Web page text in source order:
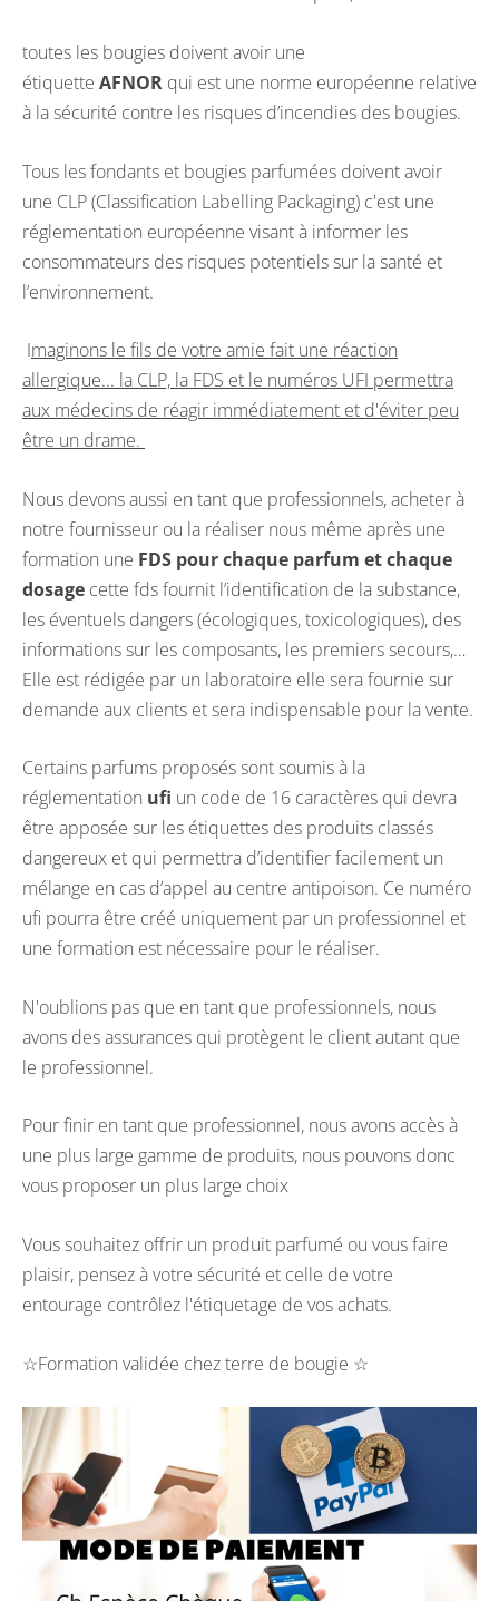
toutes les bougies doivent avoir une
étiquette AFNOR qui est une norme européenne relative
à la sécurité contre les risques d’incendies des bougies.
Tous les fondants et bougies parfumées doivent avoir
une CLP (Classification Labelling Packaging) c'est une
réglementation européenne visant à informer les
consommateurs des risques potentiels sur la santé et
l’environnement.
Imaginons le fils de votre amie fait une réaction
allergique... la CLP, la FDS et le numéros UFI permettra
aux médecins de réagir immédiatement et d'éviter peu
être un drame.
Nous devons aussi en tant que professionnels, acheter à
notre fournisseur ou la réaliser nous même après une
formation une FDS pour chaque parfum et chaque
dosage cette fds fournit l’identification de la substance,
les éventuels dangers (écologiques, toxicologiques), des
informations sur les composants, les premiers secours,…
Elle est rédigée par un laboratoire elle sera fournie sur
demande aux clients et sera indispensable pour la vente.
Certains parfums proposés sont soumis à la
réglementation ufi un code de 16 caractères qui devra
être apposée sur les étiquettes des produits classés
dangereux et qui permettra d’identifier facilement un
mélange en cas d’appel au centre antipoison. Ce numéro
ufi pourra être créé uniquement par un professionnel et
une formation est nécessaire pour le réaliser.
N'oublions pas que en tant que professionnels, nous
avons des assurances qui protègent le client autant que
le professionnel.
Pour finir en tant que professionnel, nous avons accès à
une plus large gamme de produits, nous pouvons donc
vous proposer un plus large choix
Vous souhaitez offrir un produit parfumé ou vous faire
plaisir, pensez à votre sécurité et celle de votre
entourage contrôlez l'étiquetage de vos achats.
☆Formation validée chez terre de bougie ☆